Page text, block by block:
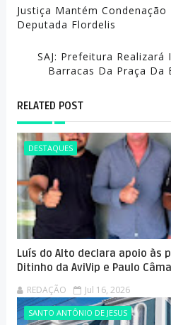
Justiça Mantém Condenação
Deputada Flordelis
SAJ: Prefeitura
Barracas Da Praça Da
RELATED POST
DESTAQUES
Luís do Alto declara apoio às
Ditinho da AviVip e Paulo
REDAÇÃO Jul 16, 2026
SANTO ANTÔNIO DE JESUS